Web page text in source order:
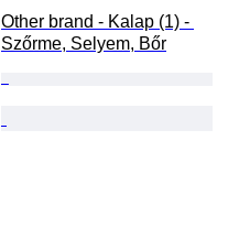
Other brand - Kalap (1) -
Szőrme, Selyem, Bőr